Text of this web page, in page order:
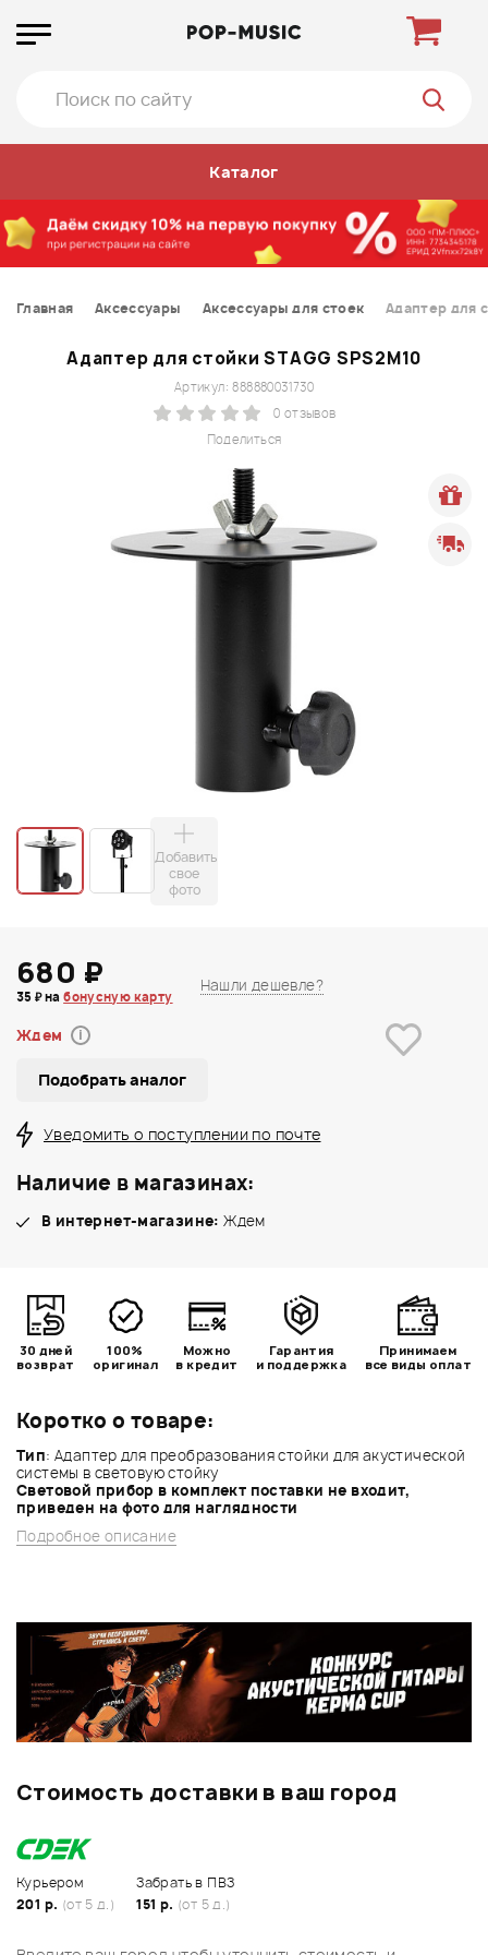
Каталог
Главная Аксессуары Аксессуары для стоек Адаптер для
Адаптер для стойки STAGG SPS2M10
Поделиться
Артикул: 888880031730
0 отзывов
Добавить
свое
фото
Коротко о товаре:
Тип: Адаптер для преобразования стойки для акустической
системы в световую стойку
Световой прибор в комплект поставки не входит,
приведен на фото для наглядности
Подробное описание
680 ₽
35 ₽ набонусную карту
Нашли дешевле?
Ждем i
Подобрать аналог
Уведомить о поступлении по почте
Наличие в магазинах:
В интернет-магазине: Ждем
30 дней
возврат
100%
оригинал
Можно
в кредит
Гарантия
и поддержка
Принимаем
все виды оплат
Стоимость доставки в ваш город
Курьером
201 р. (от 5 д.)
Забрать в ПВЗ
151 р. (от 5 д.)